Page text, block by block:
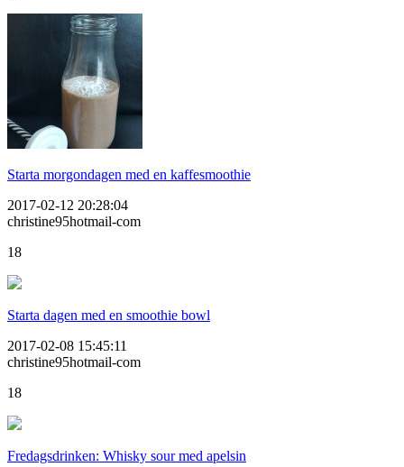
Starta morgondagen med en kaffesmoothie
2017-02-12 20:28:04
christine95hotmail-com
18
Starta dagen med en smoothie bowl
2017-02-08 15:45:11
christine95hotmail-com
18
Fredagsdrinken: Whisky sour med apelsin